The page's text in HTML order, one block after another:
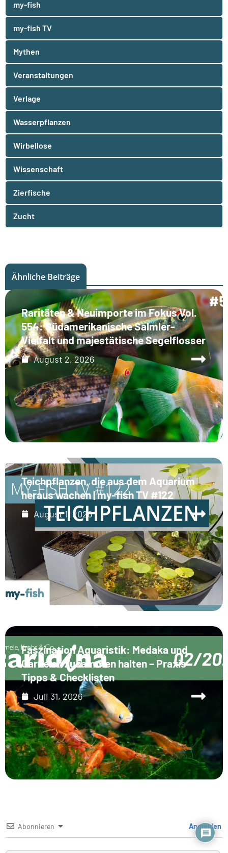
my-fish
my-fish TV
Mythen
Veranstaltungen
Verlage
Wasserpflanzen
Wirbellose
Wissenschaft
Zierfische
Zucht
Ähnliche Beiträge
Raritäten & Neuimporte im Fokus Vol.
554: Südamerikanische Salmler-
Vielfalt und majestätische Segelflosser
August 2, 2026
Teichpflanzen, die aus dem Aquarium
heraus wachen | my-fish TV #122
August 1, 2026
Faszination Aquaristik: Medaka und
Garnelen zusammen halten – Praxis-
Tipps & Checklisten
Juli 31, 2026
Abonnieren Anmelden